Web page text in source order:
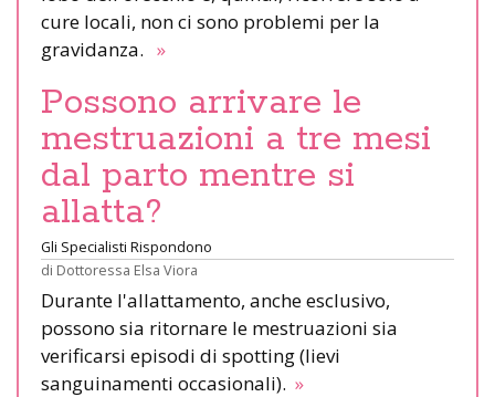
cure locali, non ci sono problemi per la
gravidanza. »
Possono arrivare le
mestruazioni a tre mesi
dal parto mentre si
allatta?
Gli Specialisti Rispondono
di Dottoressa Elsa Viora
Durante l'allattamento, anche esclusivo,
possono sia ritornare le mestruazioni sia
verificarsi episodi di spotting (lievi
sanguinamenti occasionali). »